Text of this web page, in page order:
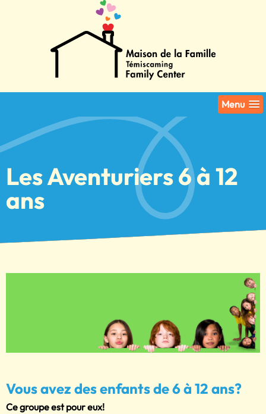
Menu
Les Aventuriers 6 à 12
ans
Vous avez des enfants de 6 à 12 ans?
Ce groupe est pour eux!